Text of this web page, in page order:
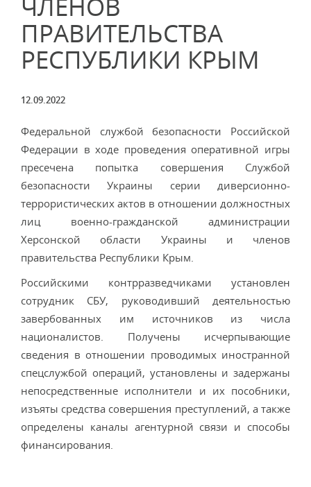
ЧЛЕНОВ
ПРАВИТЕЛЬСТВА
РЕСПУБЛИКИ КРЫМ
12.09.2022
Федеральной службой безопасности Российской
Федерации в ходе проведения оперативной игры
пресечена попытка совершения Службой
безопасности Украины серии диверсионно-
террористических актов в отношении должностных
лиц военно-гражданской администрации
Херсонской области Украины и членов
правительства Республики Крым.
Российскими контрразведчиками установлен
сотрудник СБУ, руководивший деятельностью
завербованных им источников из числа
националистов. Получены исчерпывающие
сведения в отношении проводимых иностранной
спецслужбой операций, установлены и задержаны
непосредственные исполнители и их пособники,
изъяты средства совершения преступлений, а также
определены каналы агентурной связи и способы
финансирования.